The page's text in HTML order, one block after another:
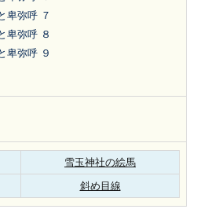
卑弥呼 ７
卑弥呼 ８
卑弥呼 ９
雪玉神社の絵馬
斜め目線